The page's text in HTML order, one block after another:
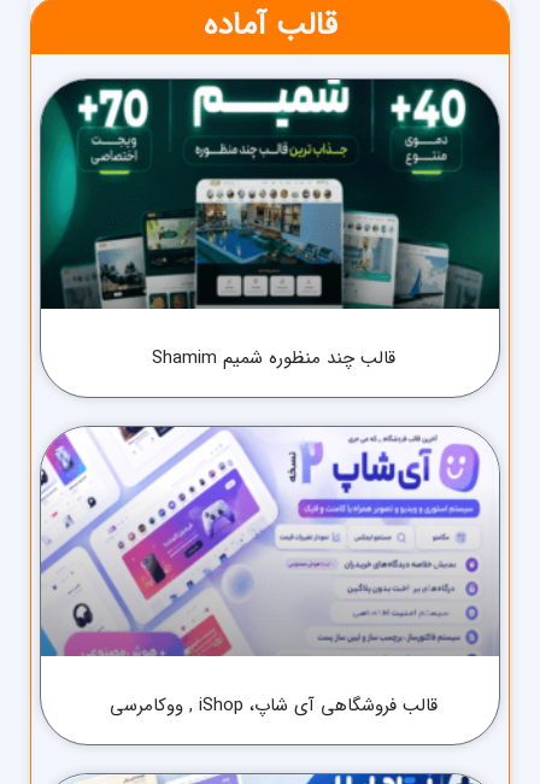
قالب آماده
قالب چند منظوره شمیم Shamim
قالب فروشگاهی آی شاپ، iShop , ووکامرسی